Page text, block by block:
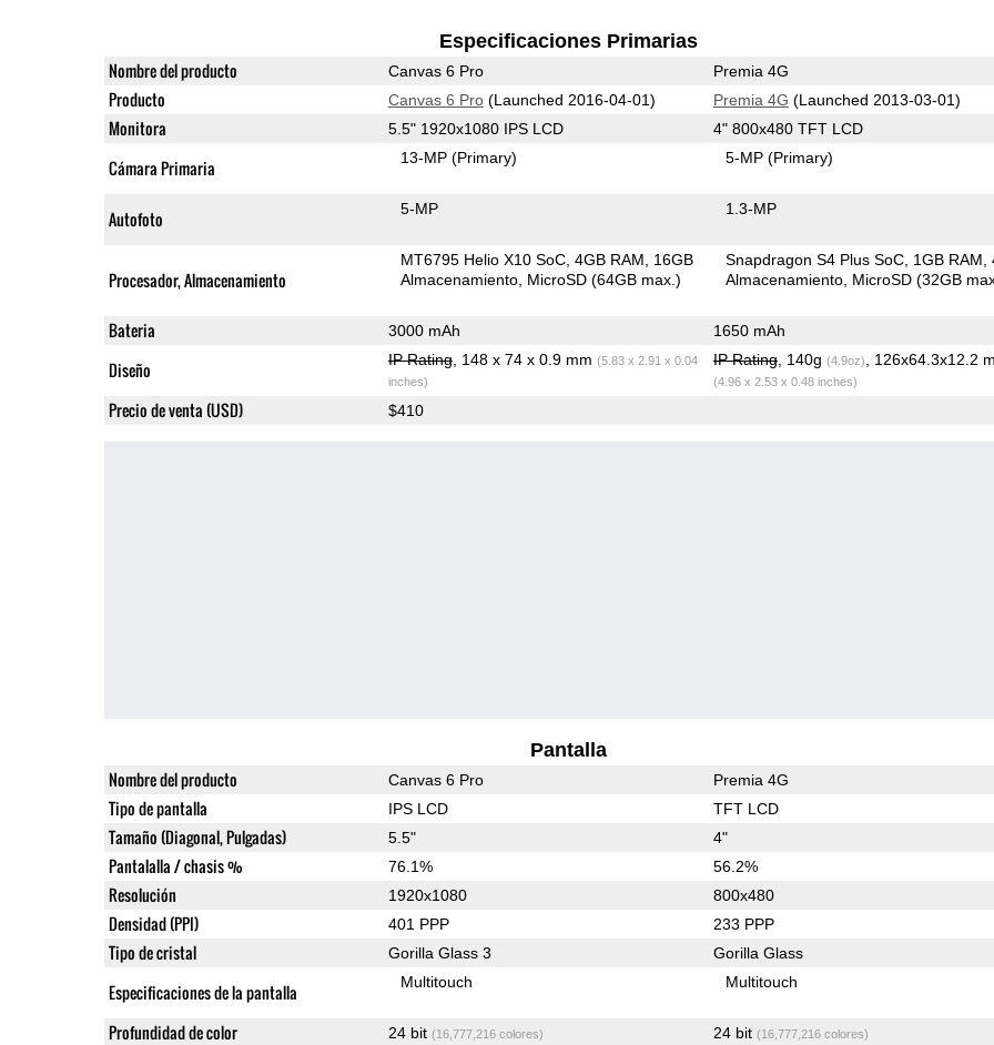
Especificaciones Primarias
Nombre del producto Canvas 6 Pro Premia 4G
Producto Canvas 6 Pro(Launched 2016-04-01) Premia 4G (Launched 2013-03-01)
Monitora 5.5" 1920x1080 IPS LCD 4" 800x480 TFT LCD
Cámara Primaria 13-MP(Primary) 5-MP(Primary)
Autofoto 5-MP 1.3-MP
Procesador, Almacenamiento
MT6795 Helio X10 SoC 4GB RAM
16GB
Almacenamiento MicroSD (64GB max.)
Snapdragon S4 Plus SoC 1GB RAM
Almacenamiento MicroSD (32GB
Bateria 3000 mAh 1650 mAh
Diseño IP Rating, 148 x 74 x 0.9 mm (5.83 x 2.91 x 0.04
inches)
IP Rating, 140g (4.9oz) , 126x64.3x12.2
(4.96 x 2.53 x 0.48 inches)
Precio de venta (USD) $410
Pantalla
Nombre del producto Canvas 6 Pro Premia 4G
Tipo de pantalla IPS LCD TFT LCD
Tamaño (Diagonal, Pulgadas) 5.5" 4"
Pantalalla / chasis % 76.1% 56.2%
Resolución 1920x1080 800x480
Densidad (PPI) 401 PPP 233 PPP
Tipo de cristal Gorilla Glass 3 Gorilla Glass
Especificaciones de la pantalla Multitouch Multitouch
Profundidad de color 24 bit (16,777,216 colores) 24 bit (16,777,216 colores)